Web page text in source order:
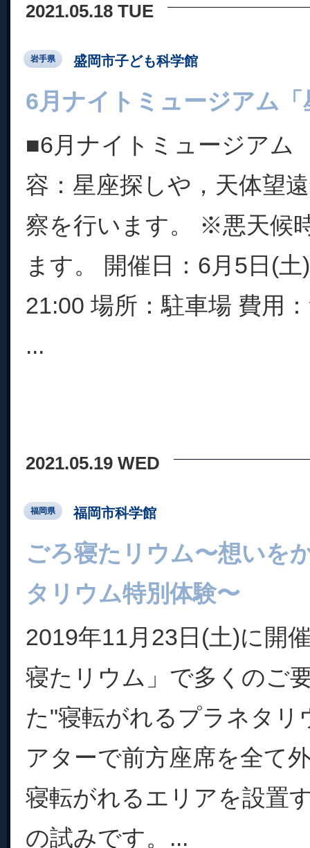
2021.05.18 TUE
岩手県 盛岡市子ども科学館
6月ナイトミュージアム
■6月ナイトミュージア
容：星座探しや，天体望
察を行います。 ※悪天候
ます。 開催日：6月5日(
21:00 場所：駐車場 費用
...
2021.05.19 WED
福岡県 福岡市科学館
ごろ寝たリウム〜想いを
タリウム特別体験〜
2019年11月23日(土)に開
寝たリウム」で多くのご
た"寝転がれるプラネタリ
アターで前方座席を全て
寝転がれるエリアを設置
の試みです。...